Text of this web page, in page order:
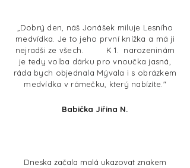
„Dobrý den, náš Jonášek miluje Lesního
medvídka. Je to jeho první knížka a má ji
nejradši ze všech. K 1. narozeninám
je tedy volba dárku pro vnoučka jasná,
ráda bych objednala Mývala i s obrázkem
medvídka v rámečku, který nabízíte."
Babička Jiřina N.
Dneska začala malá ukazovat znakem